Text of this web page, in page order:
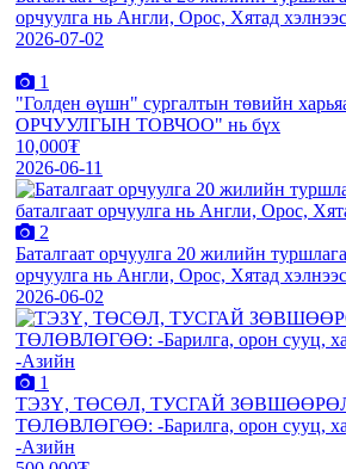
орчуулга нь Англи, Орос, Хятад хэлнээс
2026-07-02
1
"Голден өүшн" сургалтын төвийн
ОРЧУУЛГЫН ТОВЧОО" нь бүх
10,000₮
2026-06-11
2
Баталгаат орчуулга 20 жилийн
орчуулга нь Англи, Орос, Хятад хэлнээс
2026-06-02
1
ТЭЗҮ, ТӨСӨЛ, ТУСГАЙ
ТӨЛӨВЛӨГӨӨ: -Барилга, орон сууц,
-Азийн